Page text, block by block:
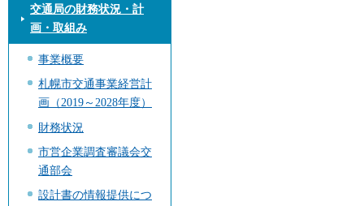
交通局の財務状況・計
画・取組み
事業概要
札幌市交通事業経営計
画（2019～2028年度）
財務状況
市営企業調査審議会交
通部会
設計書の情報提供につ